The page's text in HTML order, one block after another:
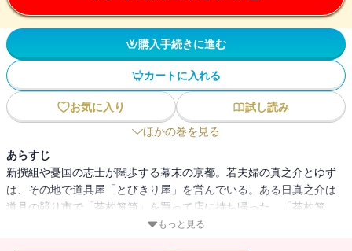
購入手続きに進む
カートに入れる
お気に入り
試し読み
ほかの巻を見る
あらすじ
新撰組や憂国の志士が闊歩する幕末の京都。若夫婦の真之介とゆず
は、その地で道具屋「とびきり屋」を営んでいる。ある日真之介は
道具の競り市で「茶杓箪笥」を買って店に持ち帰った。「茶杓箪
笥」はその名のとおり茶杓を収める箱で、仕切りに一つずつ茶杓が
もっと見る